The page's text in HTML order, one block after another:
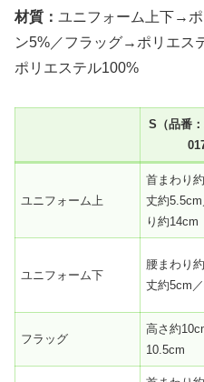
材質： ユニフォーム上下→
ン5%／フラッグ→ポリエス
ポリエステル100%
S（品番
ユニフォーム上
首まわり
丈約
り約14cm
ユニフォーム下
腰まわり
丈約5cm
フラッグ
高さ約
10.5cm